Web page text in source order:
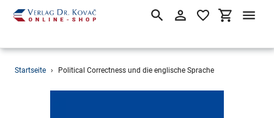
Direkt
SuchenEinloggen
Startseite › Political Correctness und die englische Sprache